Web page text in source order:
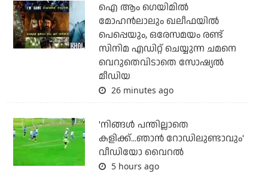
ഐ ആം ഗെയിമില്‍
മോഹന്‍ലാലും ഖലീഫയില്‍
പെപ്പെയും, ഒരേസമയം രണ്ട്
സിനിമ എഡിറ്റ് ചെയ്യുന്ന ചമനെ
വെറുതെവിടാതെ സോഷ്യല്‍
മീഡിയ
26 minutes ago
'നിങ്ങള്‍ പന്തില്ലാതെ
കളിക്ക്...ഞാന്‍ റോഡിലുണ്ടാവും'
വീഡിയോ വൈറല്‍
5 hours ago